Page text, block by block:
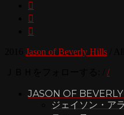



Jason of Beverly Hills
/
JASON OF
ジェイソン・ア